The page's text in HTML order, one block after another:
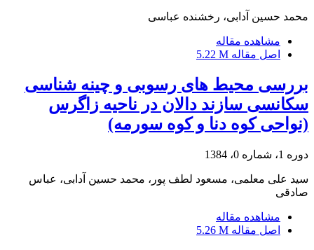
محمد حسین آدابی، رخشنده عباسی
مشاهده مقاله
اصل مقاله 5.22 M
بررسی محیط های رسوبی و چینه ‌شناسی
سکانسی سازند دالان در ناحیه زاگرس
(نواحی کوه دنا و کوه سورمه)
دوره 1، شماره 0، 1384
سید علی معلمی، مسعود لطف پور، محمد حسین آدابی، عباس
صادقی
مشاهده مقاله
اصل مقاله 5.26 M